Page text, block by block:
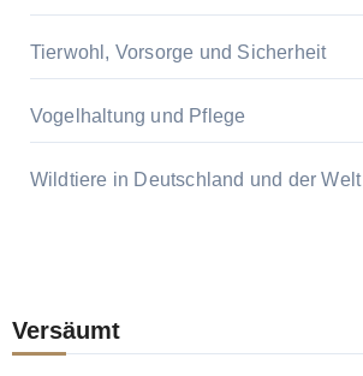
Tierwohl, Vorsorge und Sicherheit
Vogelhaltung und Pflege
Wildtiere in Deutschland und der Welt
Versäumt